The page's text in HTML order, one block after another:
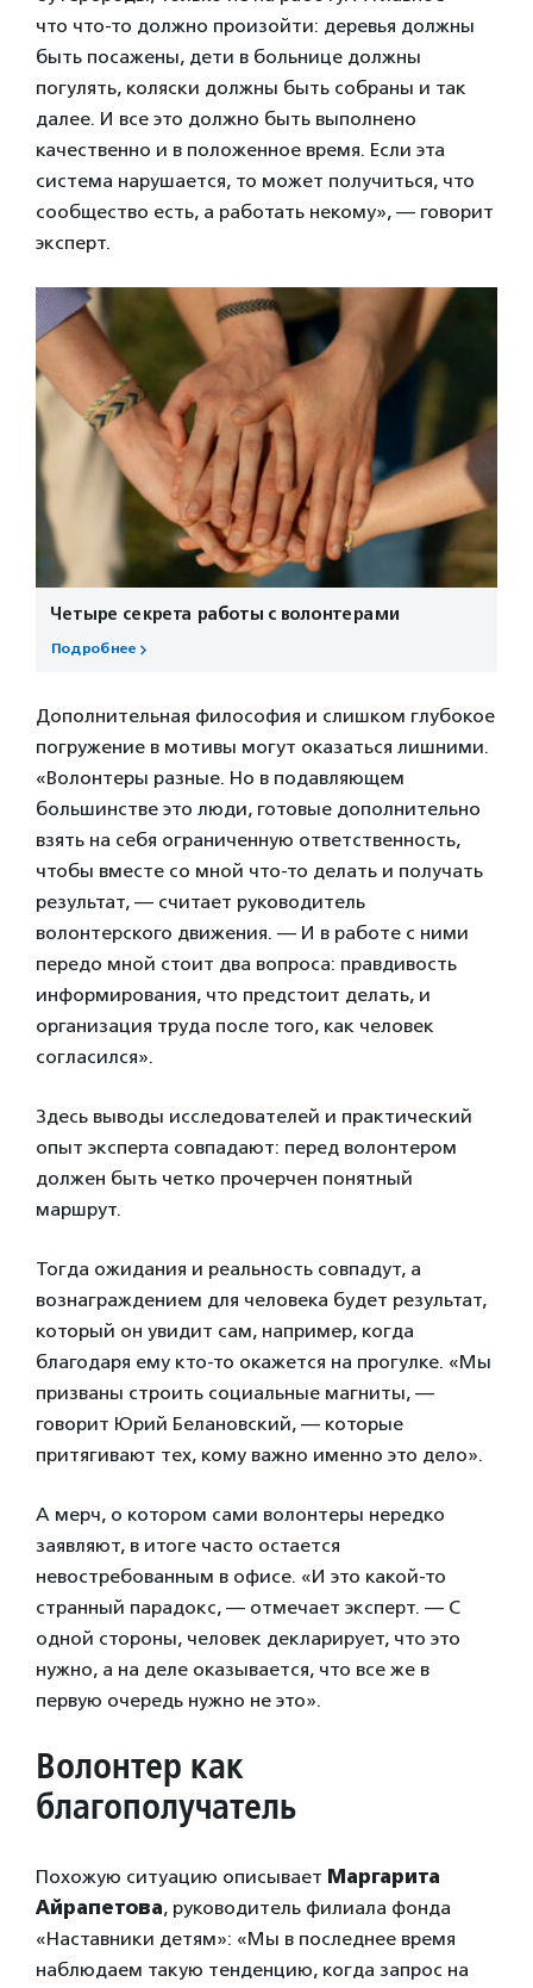
что что-то должно произойти: деревья должны
быть посажены, дети в больнице должны
погулять, коляски должны быть собраны и так
далее. И все это должно быть выполнено
качественно и в положенное время. Если эта
система нарушается, то может получиться, что
сообщество есть, а работать некому», — говорит
эксперт.
Четыре секрета работы с волонтерами
Подробнее
Дополнительная философия и слишком глубокое
погружение в мотивы могут оказаться лишними.
«Волонтеры разные. Но в подавляющем
большинстве это люди, готовые дополнительно
взять на себя ограниченную ответственность,
чтобы вместе со мной что-то делать и получать
результат, — считает руководитель
волонтерского движения. — И в работе с ними
передо мной стоит два вопроса: правдивость
информирования, что предстоит делать, и
организация труда после того, как человек
согласился».
Здесь выводы исследователей и практический
опыт эксперта совпадают: перед волонтером
должен быть четко прочерчен понятный
маршрут.
Тогда ожидания и реальность совпадут, а
вознаграждением для человека будет результат,
который он увидит сам, например, когда
благодаря ему кто-то окажется на прогулке. «Мы
призваны строить социальные магниты, —
говорит Юрий Белановский, — которые
притягивают тех, кому важно именно это дело».
А мерч, о котором сами волонтеры нередко
заявляют, в итоге часто остается
невостребованным в офисе. «И это какой-то
странный парадокс, — отмечает эксперт. — С
одной стороны, человек декларирует, что это
нужно, а на деле оказывается, что все же в
первую очередь нужно не это».
Волонтер как
благополучатель
Похожую ситуацию описывает Маргарита
Айрапетова, руководитель филиала фонда
«Наставники детям»: «Мы в последнее время
наблюдаем такую тенденцию, когда запрос на